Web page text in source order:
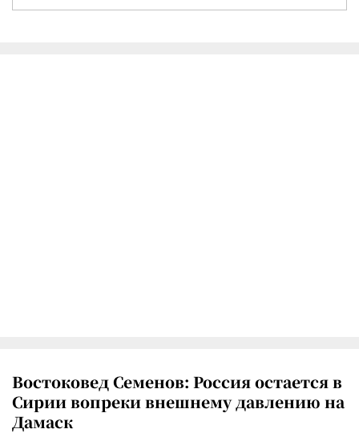
Востоковед Семенов: Россия остается в
Сирии вопреки внешнему давлению на
Дамаск